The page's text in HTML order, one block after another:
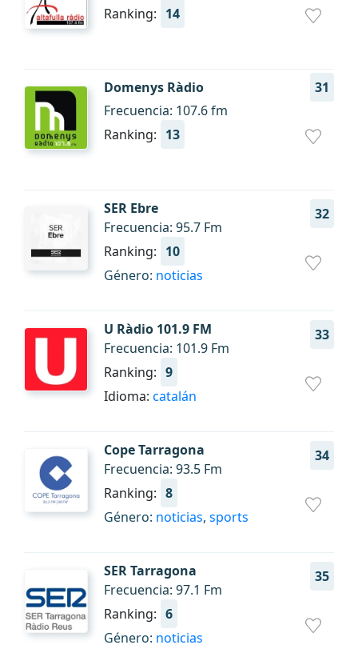
Ranking: 14
Domenys Ràdio
31
Frecuencia: 107.6 fm
Ranking: 13
SER Ebre 32
Frecuencia: 95.7 Fm
Ranking: 10
Género: noticias
U Ràdio 101.9 FM 33
Frecuencia: 101.9 Fm
Ranking: 9
Idioma: catalán
Cope Tarragona 34
Frecuencia: 93.5 Fm
Ranking: 8
Género: noticias, sports
SER Tarragona 35
Frecuencia: 97.1 Fm
Ranking: 6
Género: noticias